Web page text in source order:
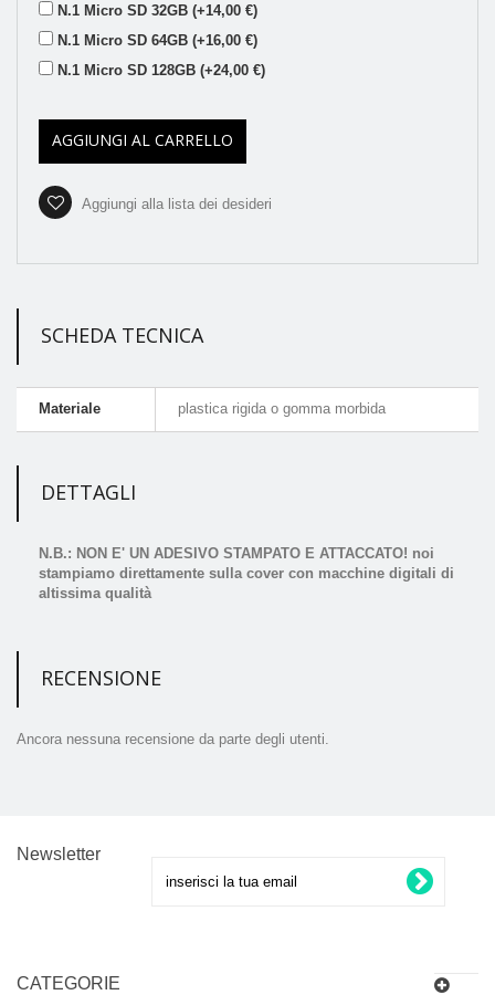
N.1 Micro SD 32GB (+14,00 €)
N.1 Micro SD 64GB (+16,00 €)
N.1 Micro SD 128GB (+24,00 €)
AGGIUNGI AL CARRELLO
Aggiungi alla lista dei desideri
SCHEDA TECNICA
Materiale plastica rigida o gomma morbida
DETTAGLI
N.B.: NON E' UN ADESIVO STAMPATO E ATTACCATO! noi
stampiamo direttamente sulla cover con macchine digitali di
altissima qualità
RECENSIONE
Ancora nessuna recensione da parte degli utenti.
Newsletter
CATEGORIE